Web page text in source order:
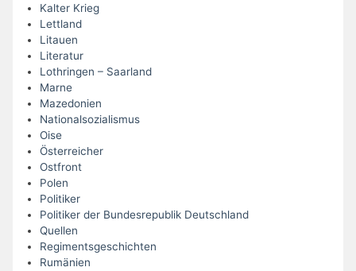
Kalter Krieg
Lettland
Litauen
Literatur
Lothringen – Saarland
Marne
Mazedonien
Nationalsozialismus
Oise
Österreicher
Ostfront
Polen
Politiker
Politiker der Bundesrepublik Deutschland
Quellen
Regimentsgeschichten
Rumänien